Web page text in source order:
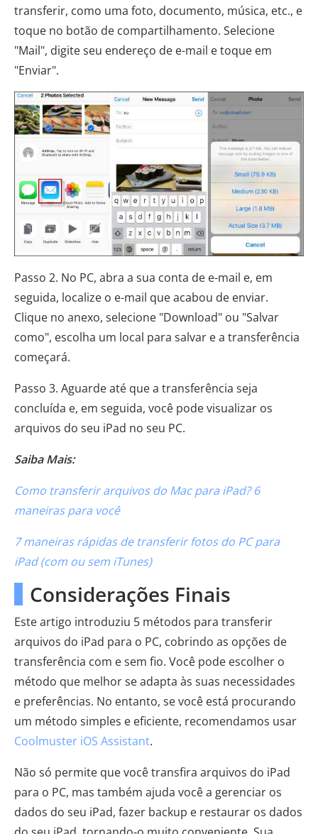
transferir, como uma foto, documento, música, etc., e
toque no botão de compartilhamento. Selecione
"Mail", digite seu endereço de e-mail e toque em
"Enviar".
Passo 2. No PC, abra a sua conta de e-mail e, em
seguida, localize o e-mail que acabou de enviar.
Clique no anexo, selecione "Download" ou "Salvar
como", escolha um local para salvar e a transferência
começará.
Passo 3. Aguarde até que a transferência seja
concluída e, em seguida, você pode visualizar os
arquivos do seu iPad no seu PC.
Saiba Mais:
Como transferir arquivos do Mac para iPad? 6
maneiras para você
7 maneiras rápidas de transferir fotos do PC para
iPad (com ou sem iTunes)
Considerações Finais
Este artigo introduziu 5 métodos para transferir
arquivos do iPad para o PC, cobrindo as opções de
transferência com e sem fio. Você pode escolher o
método que melhor se adapta às suas necessidades
e preferências. No entanto, se você está procurando
um método simples e eficiente, recomendamos usar
Coolmuster iOS Assistant.
Não só permite que você transfira arquivos do iPad
para o PC, mas também ajuda você a gerenciar os
dados do seu iPad, fazer backup e restaurar os dados